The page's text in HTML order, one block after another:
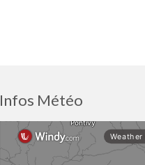
Infos Météo